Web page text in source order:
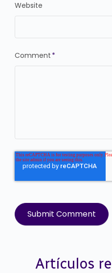
Website
Comment *
Artículos